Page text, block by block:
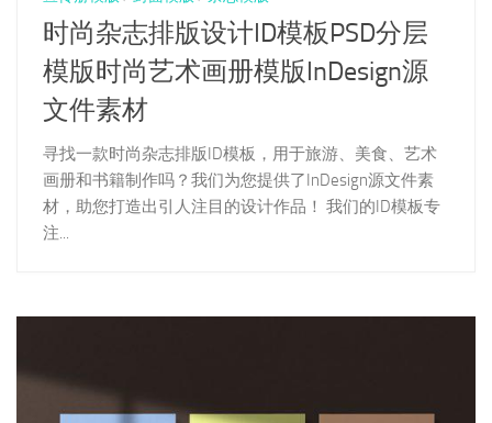
时尚杂志排版设计ID模板PSD分层
模版时尚艺术画册模版InDesign源
文件素材
寻找一款时尚杂志排版ID模板，用于旅游、美食、艺术
画册和书籍制作吗？我们为您提供了InDesign源文件素
材，助您打造出引人注目的设计作品！ 我们的ID模板专
注...